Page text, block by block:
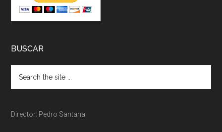
BUSCAR
Director: Pedro Santana